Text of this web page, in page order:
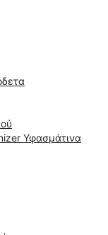
Υφασμάτινα